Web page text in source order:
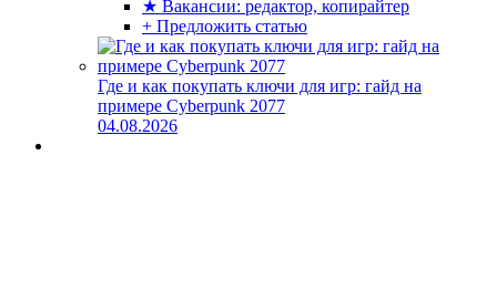
★ Вакансии: редактор, копирайтер
+ Предложить статью
Где и как покупать ключи для игр: гайд на
примере Cyberpunk 2077
04.08.2026